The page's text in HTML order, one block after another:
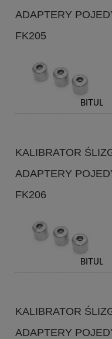
ADAPTERY
FK205
KALIBRATOR
ADAPTERY
FK206
KALIBRATOR
ADAPTERY